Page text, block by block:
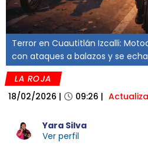
Terror en Cuautitlán Izcalli:
con ataques a balazos y se
LA ROJA
18/02/2026 | 09:26 |
Yara Silva
Ver perfil